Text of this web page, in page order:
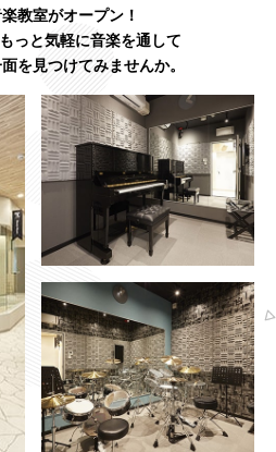
教室がオープン！
っと気軽に音楽を通して
を見つけてみませんか。